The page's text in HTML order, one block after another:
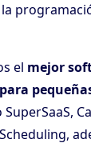
el mejor